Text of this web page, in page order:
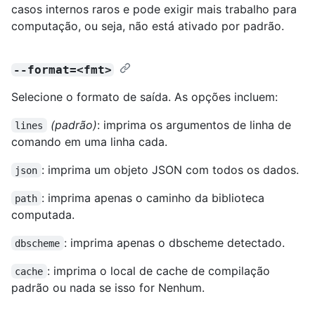
casos internos raros e pode exigir mais trabalho para
computação, ou seja, não está ativado por padrão.
--format=<fmt>
Selecione o formato de saída. As opções incluem:
lines (padrão): imprima os argumentos de linha de
comando em uma linha cada.
json : imprima um objeto JSON com todos os dados.
path : imprima apenas o caminho da biblioteca
computada.
dbscheme : imprima apenas o dbscheme detectado.
cache : imprima o local de cache de compilação
padrão ou nada se isso for Nenhum.